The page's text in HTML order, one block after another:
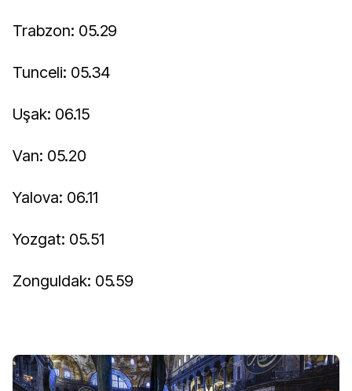
Trabzon: 05.29
Tunceli: 05.34
Uşak: 06.15
Van: 05.20
Yalova: 06.11
Yozgat: 05.51
Zonguldak: 05.59